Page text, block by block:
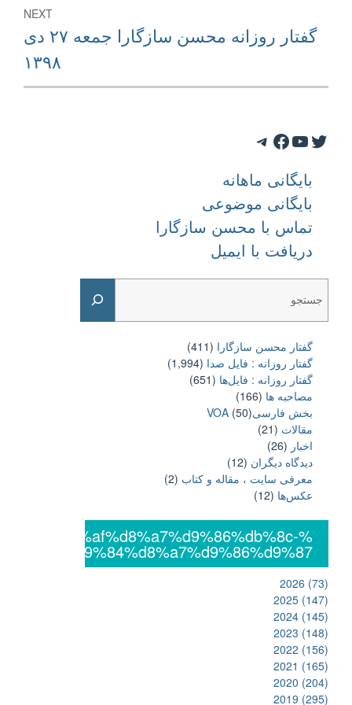
NEXT
post:
گفتار روزانه محسن سازگارا جمعه ۲۷ دی
۱۳۹۸
Telegram Facebook YouTube Twitter
بایگانی ماهانه
بایگانی موضوعی
تماس با محسن سازگارا
دریافت با ایمیل
گفتار محسن سازگارا (411)
گفتار روزانه : فایل‌ صدا (1,994)
گفتار روزانه : فایل‌ها (651)
مصاحبه ها (166)
بخش فارسیVOA(50)
مقالات (21)
اخبار (26)
دیدگاه دیگران (12)
معرفی سایت ، مقاله و کتاب (2)
عکس‌ها (12)
2026 (73)
2025 (147)
2024 (145)
2023 (148)
2022 (156)
2021 (165)
2020 (204)
2019 (295)